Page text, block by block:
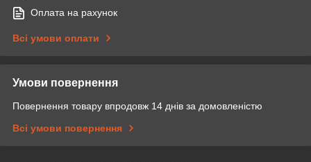
Оплата на рахунок
Всі умови оплати
Умови повернення
Повернення товару впродовж 14 днів за домовленістю
Всі умови повернення